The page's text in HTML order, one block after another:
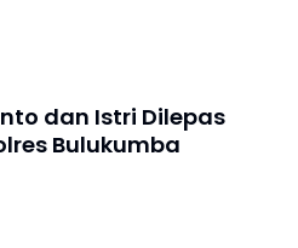
dan Istri Dilepas
Bulukumba